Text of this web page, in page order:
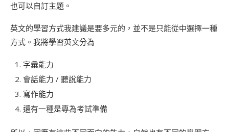
也可以自訂主題。
英文的學習方式我建議是要多元的，並不是只能從中選擇一種
方式。我將學習英文分為
字彙能力
會話能力 / 聽說能力
寫作能力
還有一種是專為考試準備